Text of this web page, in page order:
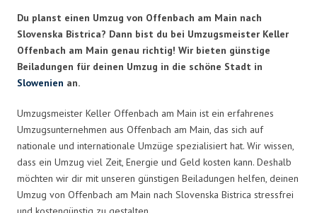
Du planst einen Umzug von Offenbach am Main nach
Slovenska Bistrica? Dann bist du bei Umzugsmeister Keller
Offenbach am Main genau richtig! Wir bieten günstige
Beiladungen für deinen Umzug in die schöne Stadt in
Slowenien an.
Umzugsmeister Keller Offenbach am Main ist ein erfahrenes
Umzugsunternehmen aus Offenbach am Main, das sich auf
nationale und internationale Umzüge spezialisiert hat. Wir wissen,
dass ein Umzug viel Zeit, Energie und Geld kosten kann. Deshalb
möchten wir dir mit unseren günstigen Beiladungen helfen, deinen
Umzug von Offenbach am Main nach Slovenska Bistrica stressfrei